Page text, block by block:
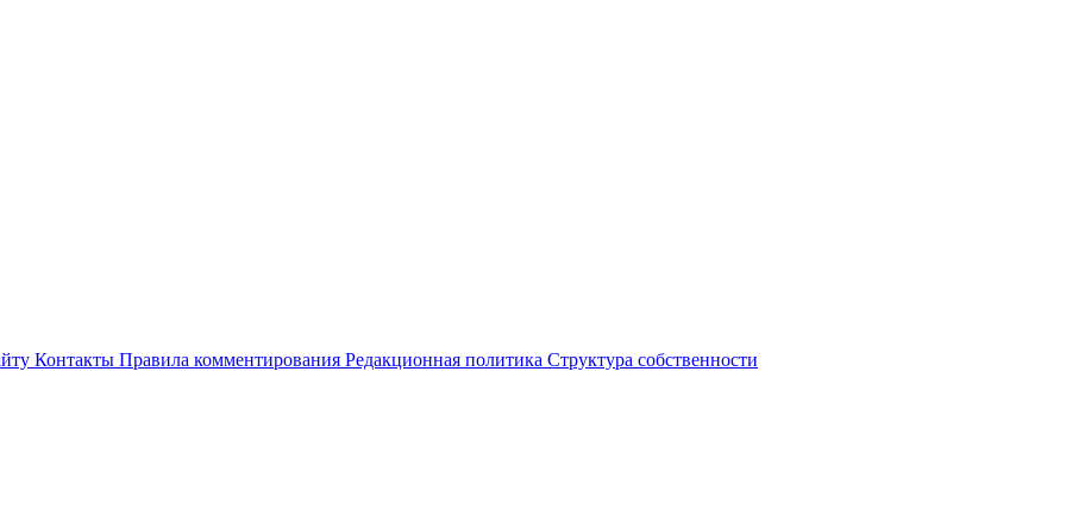
Контакты Правила комментирования Редакционная политика Структура собственности